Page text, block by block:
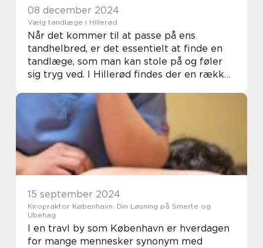
08 december 2024
Vælg tandlæge i Hillerød
Når det kommer til at passe på ens
tandhelbred, er det essentielt at finde en
tandlæge, som man kan stole på og føler
sig tryg ved. I Hillerød findes der en række
spektrum af tandplejetjenester designet til
15 september 2024
Kiropraktor København: Din Løsning på Smerte og
Ubehag
I en travl by som København er hverdagen
for mange mennesker synonym med